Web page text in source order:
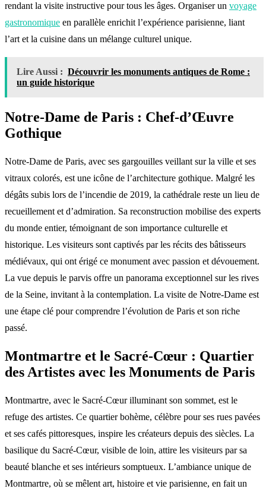
rendant la visite instructive pour tous les âges. Organiser un voyage
gastronomique en parallèle enrichit l’expérience parisienne, liant
l’art et la cuisine dans un mélange culturel unique.
Lire Aussi : Découvrir les monuments antiques de Rome :
un guide historique
Notre-Dame de Paris : Chef-d’Œuvre
Gothique
Notre-Dame de Paris, avec ses gargouilles veillant sur la ville et ses
vitraux colorés, est une icône de l’architecture gothique. Malgré les
dégâts subis lors de l’incendie de 2019, la cathédrale reste un lieu de
recueillement et d’admiration. Sa reconstruction mobilise des experts
du monde entier, témoignant de son importance culturelle et
historique. Les visiteurs sont captivés par les récits des bâtisseurs
médiévaux, qui ont érigé ce monument avec passion et dévouement.
La vue depuis le parvis offre un panorama exceptionnel sur les rives
de la Seine, invitant à la contemplation. La visite de Notre-Dame est
une étape clé pour comprendre l’évolution de Paris et son riche
passé.
Montmartre et le Sacré-Cœur : Quartier
des Artistes avec les Monuments de Paris
Montmartre, avec le Sacré-Cœur illuminant son sommet, est le
refuge des artistes. Ce quartier bohème, célèbre pour ses rues pavées
et ses cafés pittoresques, inspire les créateurs depuis des siècles. La
basilique du Sacré-Cœur, visible de loin, attire les visiteurs par sa
beauté blanche et ses intérieurs somptueux. L’ambiance unique de
Montmartre, où se mêlent art, histoire et vie parisienne, en fait un